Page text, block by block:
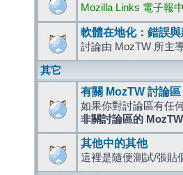
Mozilla Links 電子報
軟體在地化：錯誤
討論由 MozTW 所主
其它
有關 MozTW 討論區
如果你對討論區有任
非關討論區的
其他中的其他
這裡是隨便測試/張貼